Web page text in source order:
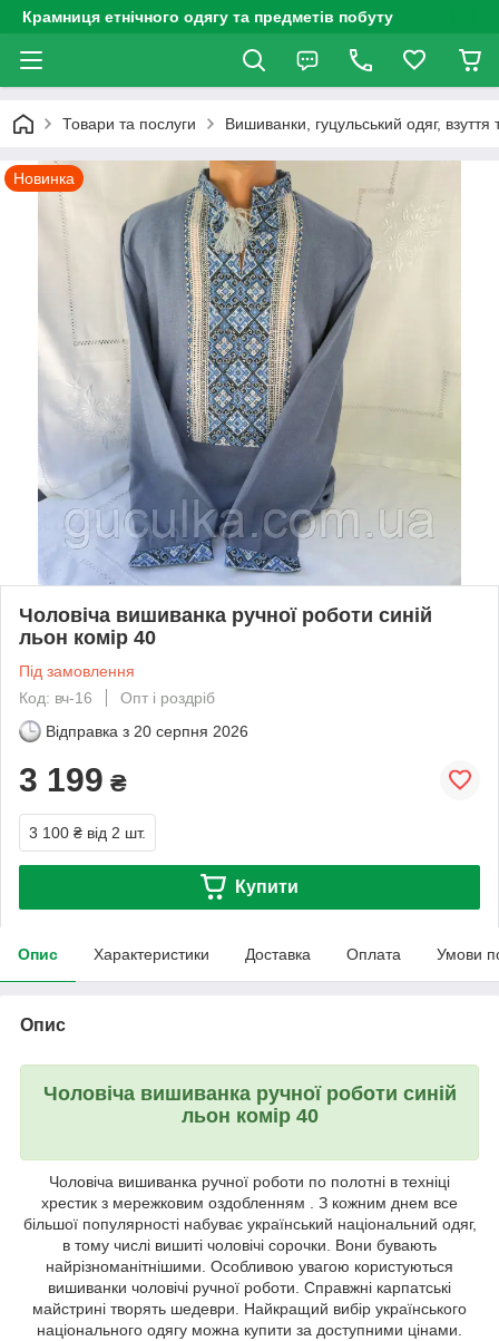
Крамниця етнічного одягу та предметів побуту
Товари та послуги Вишиванки, гуцульський одяг, взуття
Новинка
Чоловіча вишиванка ручної роботи синій
льон комір 40
Під замовлення
Код: вч-16
Опт і роздріб
Відправка з 20 серпня 2026
3 199 ₴
3 100 ₴ від 2 шт.
Купити
Опис Характеристики Доставка Оплата Умови
Опис
Чоловіча вишиванка ручної роботи синій
льон комір 40
Чоловіча вишиванка ручної роботи по полотні в техніці
хрестик з мережковим оздобленням . З кожним днем все
більшої популярності набуває український національний одяг,
в тому числі вишиті чоловічі сорочки. Вони бувають
найрізноманітнішими. Особливою увагою користуються
вишиванки чоловічі ручної роботи. Справжні карпатські
майстрині творять шедеври. Найкращий вибір українського
національного одягу можна купити за доступними цінами.